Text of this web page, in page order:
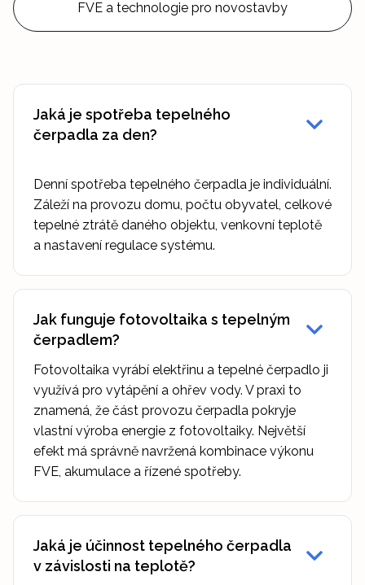
FVE a technologie pro novostavby
Jaká je spotřeba tepelného
čerpadla za den?
Denní spotřeba tepelného čerpadla je individuální.
Záleží na provozu domu, počtu obyvatel, celkové
tepelné ztrátě daného objektu, venkovní teplotě
a nastavení regulace systému.
Jak funguje fotovoltaika s tepelným
čerpadlem?
Fotovoltaika vyrábí elektřinu a tepelné čerpadlo ji
využívá pro vytápění a ohřev vody. V praxi to
znamená, že část provozu čerpadla pokryje
vlastní výroba energie z fotovoltaiky. Největší
efekt má správně navržená kombinace výkonu
FVE, akumulace a řízené spotřeby.
Jaká je účinnost tepelného čerpadla
v závislosti na teplotě?